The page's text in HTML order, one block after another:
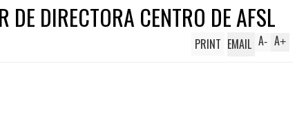
DE DIRECTORA CENTRO DE AFSL
A+
A-
PRINT EMAIL